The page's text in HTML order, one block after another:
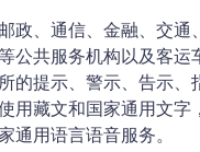
政、通信、金融、交通
公共服务机构以及客运
的提示、警示、告示、
用藏文和国家通用文字
通用语言语音服务。